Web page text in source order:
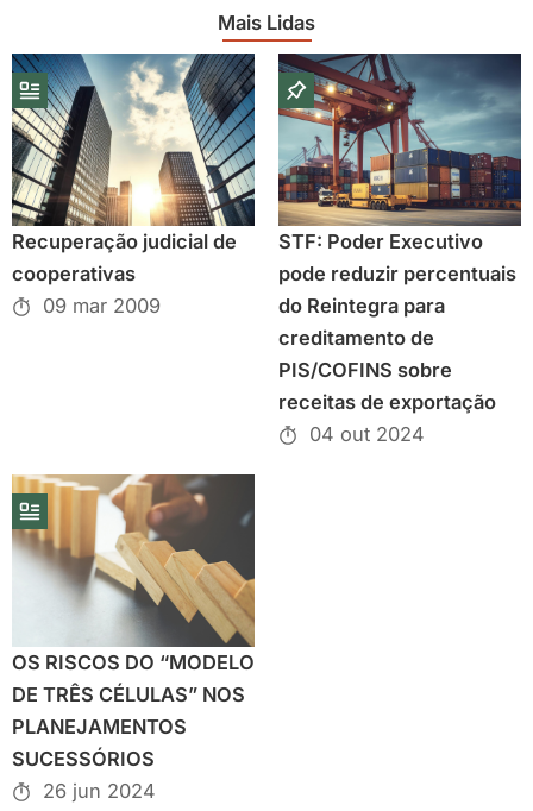
Mais Lidas
Recuperação judicial de
cooperativas
09 mar 2009
STF: Poder Executivo
pode reduzir percentuais
do Reintegra para
creditamento de
PIS/COFINS sobre
receitas de exportação
04 out 2024
OS RISCOS DO “MODELO
DE TRÊS CÉLULAS” NOS
PLANEJAMENTOS
SUCESSÓRIOS
26 jun 2024